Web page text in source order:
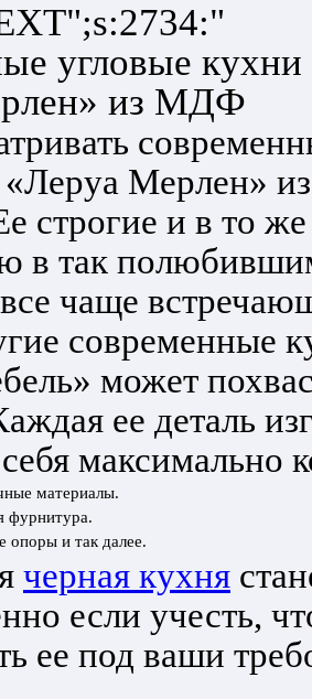
угловые
из МДФ
«Леруа Мерлен»
строгие и в то
в так
чаще
современные
может
ее деталь
себя
материалы.
фурнитура.
опоры и так далее.
черная кухня
если учесть,
ее под ваши